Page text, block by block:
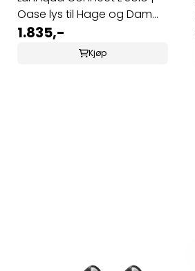
Oase lys til Hage og Dam
Hvit
1.835,-
Kjøp